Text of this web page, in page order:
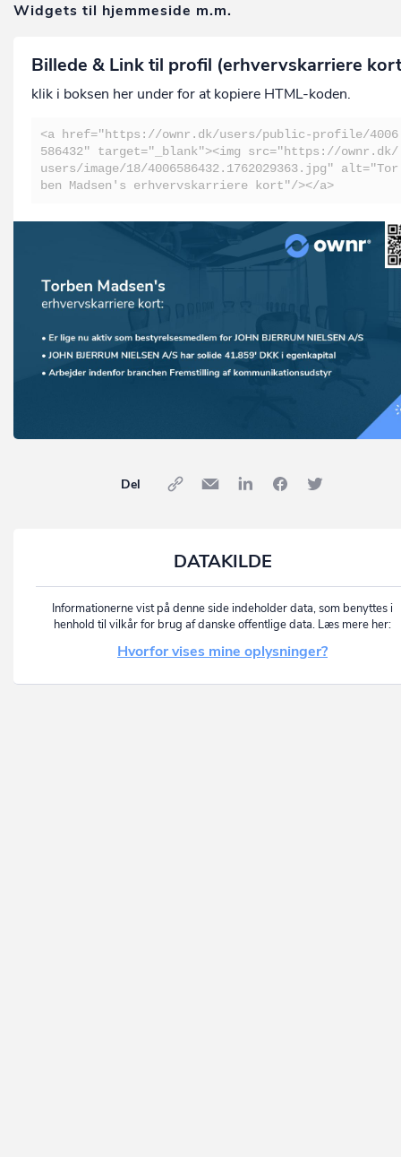
Widgets til hjemmeside m.m.
Billede & Link til profil (erhvervskarriere
klik i boksen her under for at kopiere HTML-koden.
<a href="https://ownr.dk/users/public-profile/4006
586432" target="_blank"><img src="https://ownr.dk/
users/image/18/4006586432.1762029363.jpg" alt="Tor
ben Madsen's erhvervskarriere kort"/></a>
Del
DATAKILDE
Informationerne vist på denne side indeholder data, som benyttes i
henhold til vilkår for brug af danske offentlige data. Læs mere her:
Hvorfor vises mine oplysninger?